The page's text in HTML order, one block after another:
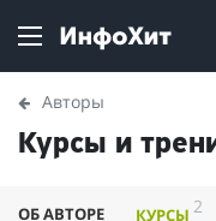
Авторы
Курсы и
ОБ АВТОРЕ КУРСЫ 2